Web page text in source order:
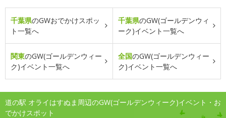
千葉県のGWおでかけスポッ
ト一覧へ
千葉県のGW(ゴールデンウィ
ーク)イベント一覧へ
関東のGW(ゴールデンウィー
ク)イベント一覧へ
全国のGW(ゴールデンウィー
ク)イベント一覧へ
道の駅 オライはすぬま周辺のGW(ゴールデンウィーク)イベント・お
でかけスポット